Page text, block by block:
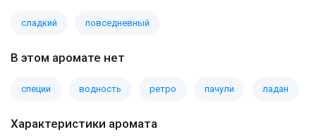
сладкий повседневный
В этом аромате нет
специи водность ретро пачули ладан
Характеристики аромата